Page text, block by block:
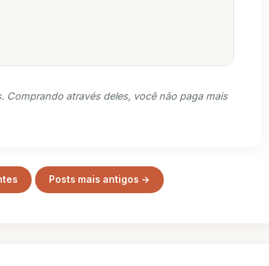
através deles, você não paga mais
Posts mais antigos →